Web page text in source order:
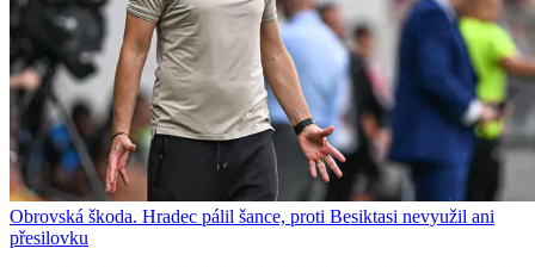
Obrovská škoda. Hradec pálil šance, proti Besiktasi nevyužil ani
přesilovku